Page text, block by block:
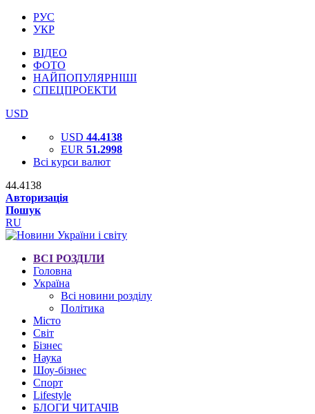
РУС
УКР
ВІДЕО
ФОТО
НАЙПОПУЛЯРНІШІ
СПЕЦПРОЕКТИ
USD
USD 44.4138
EUR 51.2998
Всі курси валют
44.4138
Авторизація
Пошук
RU
ВСІ РОЗДІЛИ
Головна
Україна
Всі новини розділу
Політика
Місто
Світ
Бізнес
Наука
Шоу-бізнес
Спорт
Lifestyle
БЛОГИ ЧИТАЧІВ